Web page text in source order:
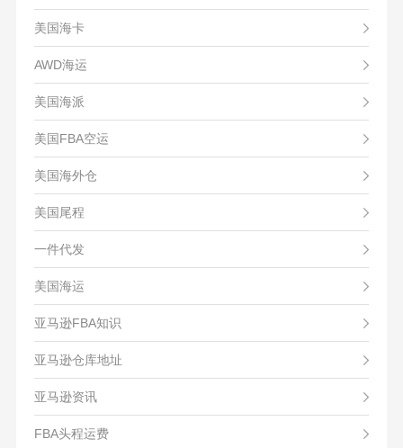
美国海卡
AWD海运
美国海派
美国FBA空运
美国海外仓
美国尾程
一件代发
美国海运
亚马逊FBA知识
亚马逊仓库地址
亚马逊资讯
FBA头程运费